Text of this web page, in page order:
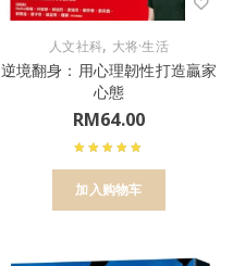
人文社科, 大将·生活
逆境翻身：用心理韌性打造贏家
心態
RM64.00
加入购物车